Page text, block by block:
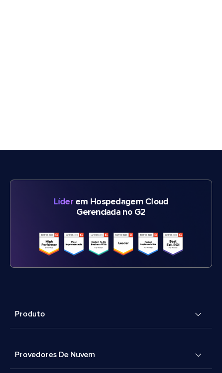
Líderem Hospedagem Cloud
Gerenciada no G2
Produto
Provedores De Nuvem